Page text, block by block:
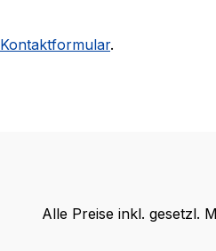
Kontaktformular.
Alle Preise inkl. gesetzl.